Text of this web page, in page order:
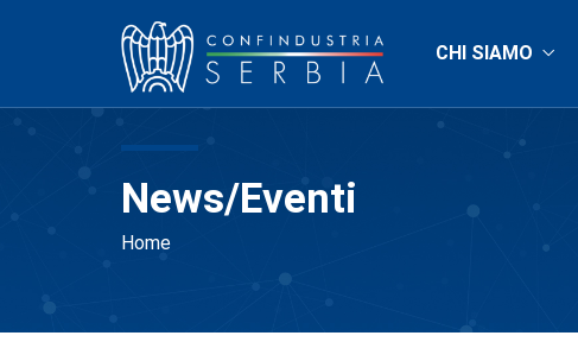
CHI SIAMO
News/Eventi
Home